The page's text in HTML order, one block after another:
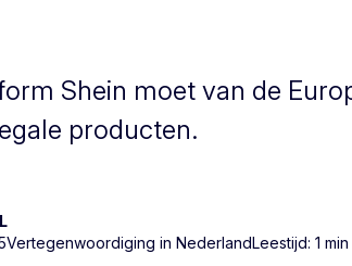
Shein moet van de
producten.
Vertegenwoordiging in NederlandLeestijd: 1 min